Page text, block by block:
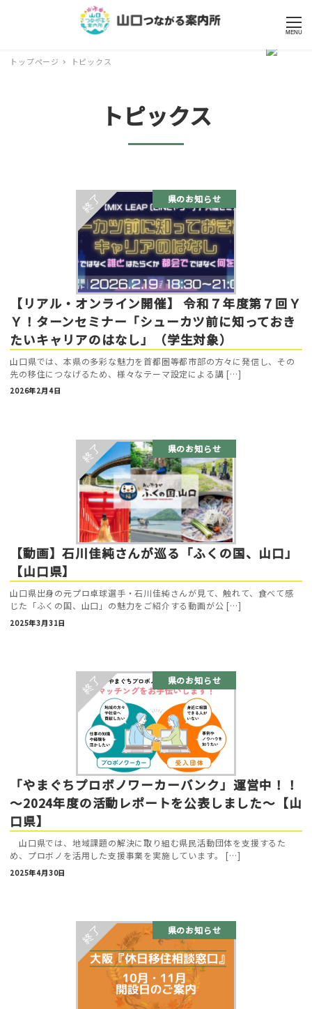
MENU
トップページ トピックス
トピックス
県のお知らせ
【リアル・オンライン開催】 令和７年度第７回Ｙ
Ｙ！ターンセミナー「シューカツ前に知っておき
たいキャリアのはなし」（学生対象）
山口県では、本県の多彩な魅力を首都圏等都市部の方々に発信し、その
先の移住につなげるため、様々なテーマ設定による講 […]
2026年2月4日
県のお知らせ
【動画】石川佳純さんが巡る「ふくの国、山口」
【山口県】
山口県出身の元プロ卓球選手・石川佳純さんが見て、触れて、食べて感
じた「ふくの国、山口」の魅力をご紹介する動画が公 […]
2025年3月31日
県のお知らせ
「やまぐちプロボノワーカーバンク」運営中！！
～2024年度の活動レポートを公表しました～【山
口県】
山口県では、地域課題の解決に取り組む県民活動団体を支援するた
め、プロボノを活用した支援事業を実施しています。 […]
2025年4月30日
県のお知らせ